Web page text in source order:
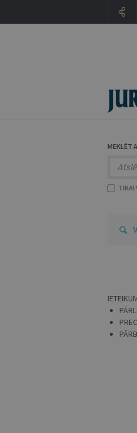
MEKLĒT
TIKAI